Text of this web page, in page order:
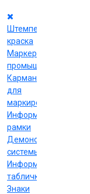
Штемпельная
краска
Маркеры
промышленные
Карманы
для
маркировки
Информационные
рамки
Демонстрационные
системы
Информационные
таблички
Знаки